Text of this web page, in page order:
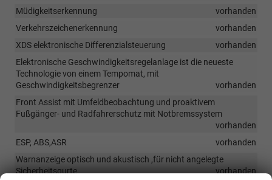
Müdigkeitserkennung
vorhanden
Verkehrszeichenerkennung
vorhanden
XDS elektronische Differenzialsteuerung
vorhanden
Elektronische Geschwindigkeitsregelanlage ist die neueste
Technologie von einem Tempomat, mit
Geschwindigkeitsbegrenzer
vorhanden
Front Assist mit Umfeldbeobachtung und proaktivem
Fußgänger- und Radfahrerschutz mit Notbremssystem
vorhanden
ESP, ABS,ASR
vorhanden
Warnanzeige optisch und akustisch ,für nicht angelegte
Sicherheitsgurte
vorhanden